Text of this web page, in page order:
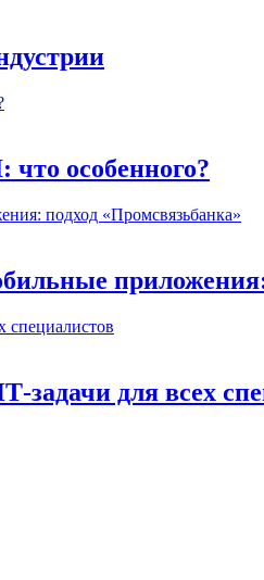
особенного?
задачи для всех